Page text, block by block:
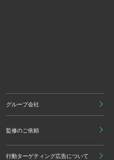
グループ会社
監修のご依頼
行動ターゲティング広告について